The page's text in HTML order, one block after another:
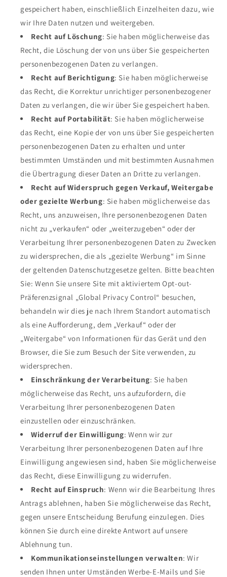
gespeichert haben, einschließlich Einzelheiten dazu, wie
wir Ihre Daten nutzen und weitergeben.
Recht auf Löschung: Sie haben möglicherweise das
Recht, die Löschung der von uns über Sie gespeicherten
personenbezogenen Daten zu verlangen.
Recht auf Berichtigung: Sie haben möglicherweise
das Recht, die Korrektur unrichtiger personenbezogener
Daten zu verlangen, die wir über Sie gespeichert haben.
Recht auf Portabilität: Sie haben möglicherweise
das Recht, eine Kopie der von uns über Sie gespeicherten
personenbezogenen Daten zu erhalten und unter
bestimmten Umständen und mit bestimmten Ausnahmen
die Übertragung dieser Daten an Dritte zu verlangen.
Recht auf Widerspruch gegen Verkauf, Weitergabe
oder gezielte Werbung: Sie haben möglicherweise das
Recht, uns anzuweisen, Ihre personenbezogenen Daten
nicht zu „verkaufen“ oder „weiterzugeben“ oder der
Verarbeitung Ihrer personenbezogenen Daten zu Zwecken
zu widersprechen, die als „gezielte Werbung“ im Sinne
der geltenden Datenschutzgesetze gelten. Bitte beachten
Sie: Wenn Sie unsere Site mit aktiviertem Opt-out-
Präferenzsignal „Global Privacy Control“ besuchen,
behandeln wir dies je nach Ihrem Standort automatisch
als eine Aufforderung, dem „Verkauf“ oder der
„Weitergabe“ von Informationen für das Gerät und den
Browser, die Sie zum Besuch der Site verwenden, zu
widersprechen.
Einschränkung der Verarbeitung: Sie haben
möglicherweise das Recht, uns aufzufordern, die
Verarbeitung Ihrer personenbezogenen Daten
einzustellen oder einzuschränken.
Widerruf der Einwilligung: Wenn wir zur
Verarbeitung Ihrer personenbezogenen Daten auf Ihre
Einwilligung angewiesen sind, haben Sie möglicherweise
das Recht, diese Einwilligung zu widerrufen.
Recht auf Einspruch: Wenn wir die Bearbeitung Ihres
Antrags ablehnen, haben Sie möglicherweise das Recht,
gegen unsere Entscheidung Berufung einzulegen. Dies
können Sie durch eine direkte Antwort auf unsere
Ablehnung tun.
Kommunikationseinstellungen verwalten: Wir
senden Ihnen unter Umständen Werbe-E-Mails und Sie